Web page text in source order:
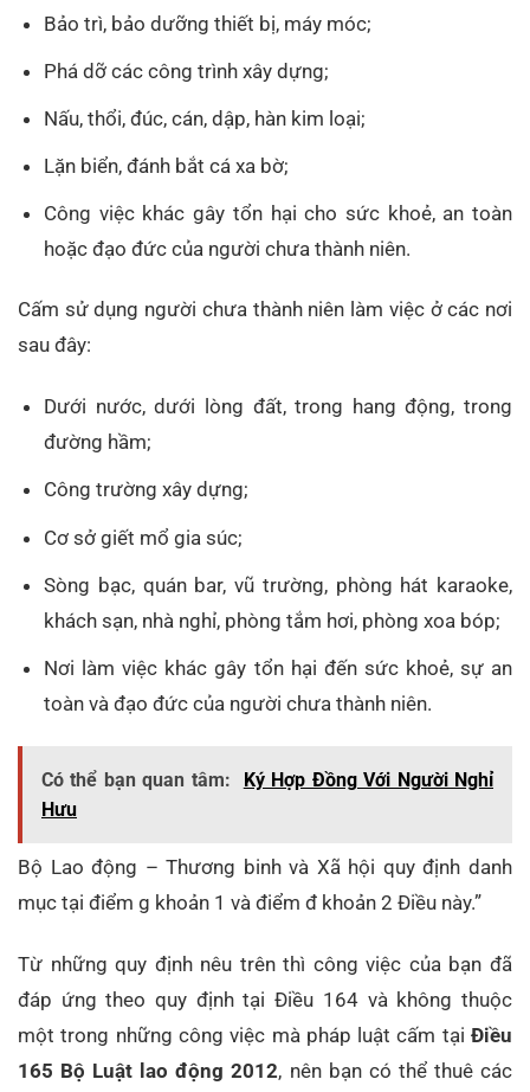
Bảo trì, bảo dưỡng thiết bị, máy móc;
Phá dỡ các công trình xây dựng;
Nấu, thổi, đúc, cán, dập, hàn kim loại;
Lặn biển, đánh bắt cá xa bờ;
Công việc khác gây tổn hại cho sức khoẻ, an toàn
hoặc đạo đức của người chưa thành niên.
Cấm sử dụng người chưa thành niên làm việc ở các nơi
sau đây:
Dưới nước, dưới lòng đất, trong hang động, trong
đường hầm;
Công trường xây dựng;
Cơ sở giết mổ gia súc;
Sòng bạc, quán bar, vũ trường, phòng hát karaoke,
khách sạn, nhà nghỉ, phòng tắm hơi, phòng xoa bóp;
Nơi làm việc khác gây tổn hại đến sức khoẻ, sự an
toàn và đạo đức của người chưa thành niên.
Có thể bạn quan tâm:
Ký Hợp Đồng Với Người Nghỉ
Hưu
Bộ Lao động – Thương binh và Xã hội quy định danh
mục tại điểm g khoản 1 và điểm đ khoản 2 Điều này.”
Từ những quy định nêu trên thì công việc của bạn đã
đáp ứng theo quy định tại Điều 164 và không thuộc
một trong những công việc mà pháp luật cấm tại Điều
165 Bộ Luật lao động 2012, nên bạn có thể thuê các